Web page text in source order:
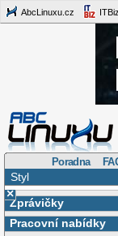
AbcLinuxu.cz
Poradna
Styl
×
Zprávičky
Pracovní nabídky